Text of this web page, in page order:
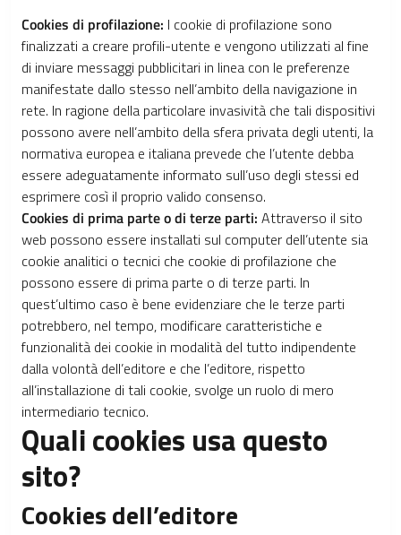
Cookies di profilazione: I cookie di profilazione sono
finalizzati a creare profili-utente e vengono utilizzati al fine
di inviare messaggi pubblicitari in linea con le preferenze
manifestate dallo stesso nell’ambito della navigazione in
rete. In ragione della particolare invasività che tali dispositivi
possono avere nell’ambito della sfera privata degli utenti, la
normativa europea e italiana prevede che l’utente debba
essere adeguatamente informato sull’uso degli stessi ed
esprimere così il proprio valido consenso.
Cookies di prima parte o di terze parti: Attraverso il sito
web possono essere installati sul computer dell’utente sia
cookie analitici o tecnici che cookie di profilazione che
possono essere di prima parte o di terze parti. In
quest’ultimo caso è bene evidenziare che le terze parti
potrebbero, nel tempo, modificare caratteristiche e
funzionalità dei cookie in modalità del tutto indipendente
dalla volontà dell’editore e che l’editore, rispetto
all’installazione di tali cookie, svolge un ruolo di mero
intermediario tecnico.
Quali cookies usa questo
sito?
Cookies dell’editore